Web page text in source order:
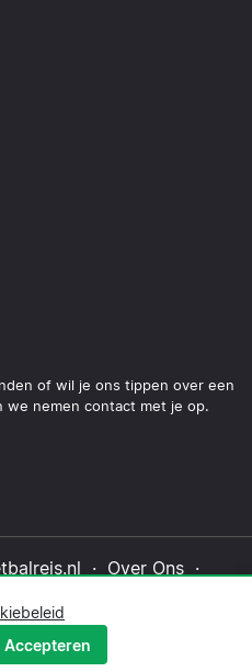
of wil je ons tippen over een
nemen contact met je op.
· Over Ons·
beleid
Accepteren